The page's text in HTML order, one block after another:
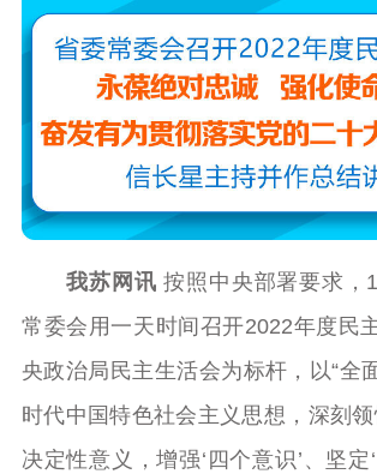
我苏网讯 按照中央部署要求，
常委会用一天时间召开2022年度民
央政治局民主生活会为标杆，以“全
时代中国特色社会主义思想，深刻领
决定性意义，增强‘四个意识’、坚定